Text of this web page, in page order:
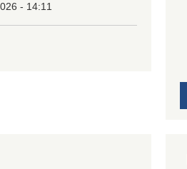
- 14:11